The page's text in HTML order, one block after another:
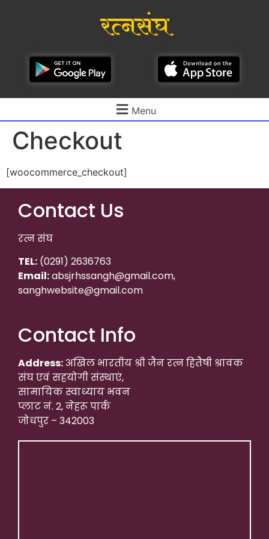
रत्नसंघ
Menu
Checkout
[woocommerce_checkout]
Contact Us
रत्न संघ
TEL: (0291) 2636763
Email:absjrhssangh@gmail.com,
sanghwebsite@gmail.com
Contact Info
Address:अखिल भारतीय श्री जैन रत्न हितैषी श्रावक
संघ एवं सहयोगी संस्थाएं,
सामायिक स्वाध्याय भवन
प्लाट नं. 2, नेहरू पार्क
जोधपुर – 342003